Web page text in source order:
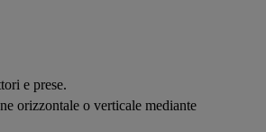
e prese.
orizzontale o verticale mediante